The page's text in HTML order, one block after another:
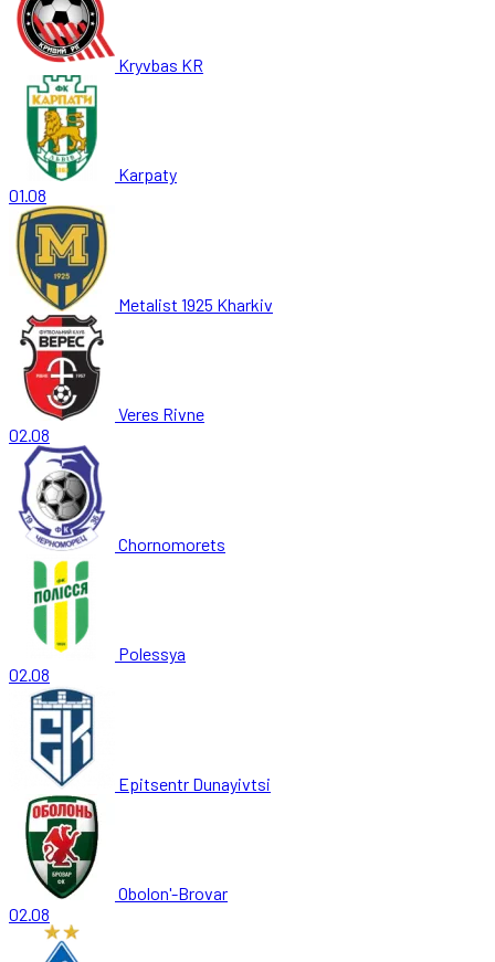
Kryvbas KR
Karpaty
01.08
Metalist 1925 Kharkiv
Veres Rivne
02.08
Chornomorets
Polessya
02.08
Epitsentr Dunayivtsi
Obolon'-Brovar
02.08